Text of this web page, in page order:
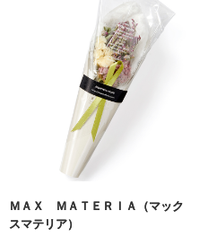
ＭＡＸ ＭＡＴＥＲＩＡ（マック
スマテリア）